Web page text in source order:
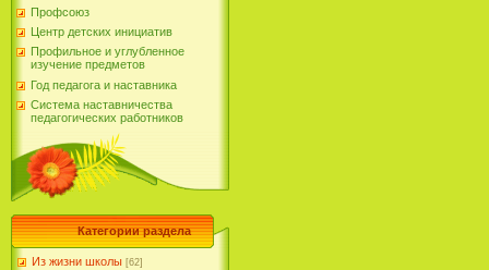
Профсоюз
Центр детских инициатив
Профильное и углубленное
изучение предметов
Год педагога и наставника
Система наставничества
педагогических работников
Категории раздела
Из жизни школы [62]